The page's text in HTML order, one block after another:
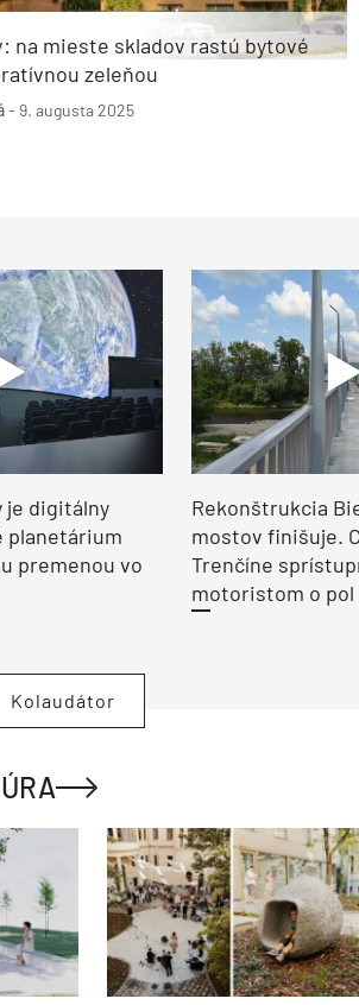
na mieste skladov rastú bytové
zeleňou
- 9. augusta 2025
je digitálny
planetárium
premenou vo
Rekonštrukcia
mostov finišuje.
Trenčíne
motoristom o pol
Kolaudátor